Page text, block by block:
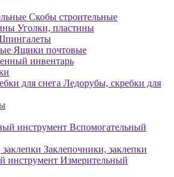
Скобы строительные
Уголки, пластины
Ящики почтовые
инвентарь
Ледорубы, скребки для
Вспомогательный
Заклепочники, заклепки
Измерительный